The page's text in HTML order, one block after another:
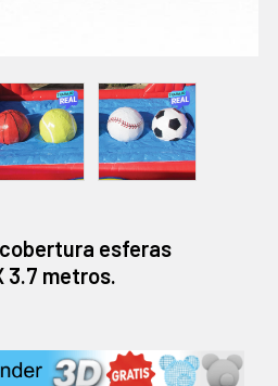
esferas
3.7 metros.